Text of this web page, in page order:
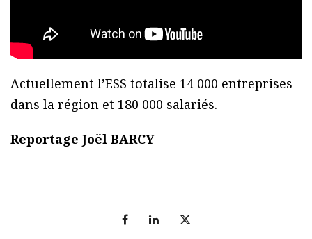
Actuellement l’ESS totalise 14 000 entreprises
dans la région et 180 000 salariés.
Reportage Joël BARCY